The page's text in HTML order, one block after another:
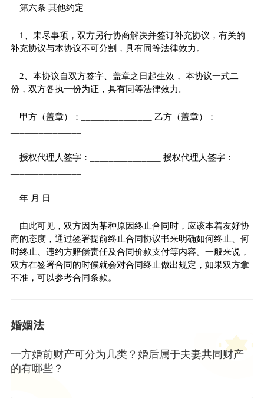
第六条 其他约定
1、未尽事项，双方另行协商解决并签订补充协议，有关的
补充协议与本协议不可分割，具有同等法律效力。
2、本协议自双方签字、盖章之日起生效， 本协议一式二
份，双方各执一份为证，具有同等法律效力。
甲方（盖章）：_______________ 乙方（盖章）：
授权代理人签字：_______________ 授权代理人签字：
年 月 日
由此可见，双方因为某种原因终止合同时，应该本着友好协
商的态度，通过签署提前终止合同协议书来明确如何终止、何
时终止、违约方赔偿责任及合同价款支付等内容。一般来说，
双方在签署合同的时候就会对合同终止做出规定，如果双方拿
不准，可以参考合同条款。
婚姻法
一方婚前财产可分为几类？婚后属于夫妻共同财产
的有哪些？